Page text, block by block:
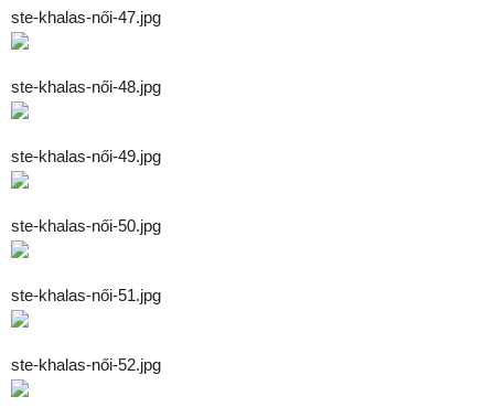
ste-khalas-női-47.jpg
ste-khalas-női-48.jpg
ste-khalas-női-49.jpg
ste-khalas-női-50.jpg
ste-khalas-női-51.jpg
ste-khalas-női-52.jpg